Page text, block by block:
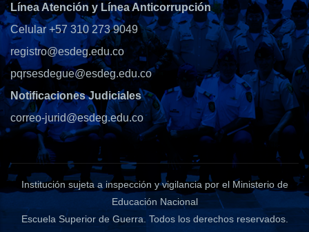
Línea Atención y Línea Anticorrupción
Celular +57 310 273 9049
registro@esdeg.edu.co
pqrsesdegue@esdeg.edu.co
Notificaciones Judiciales
correo-jurid@esdeg.edu.co
Institución sujeta a inspección y vigilancia por el Ministerio de
Educación Nacional
Escuela Superior de Guerra. Todos los derechos reservados.